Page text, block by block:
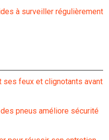
à surveiller régulièrement
ses feux et clignotants avant
pneus améliore sécurité